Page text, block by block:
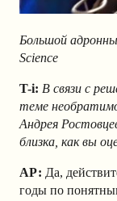
Большой
Science
T-i: В связи с
теме
Андрея
близка, как вы
АР: Да,
годы по